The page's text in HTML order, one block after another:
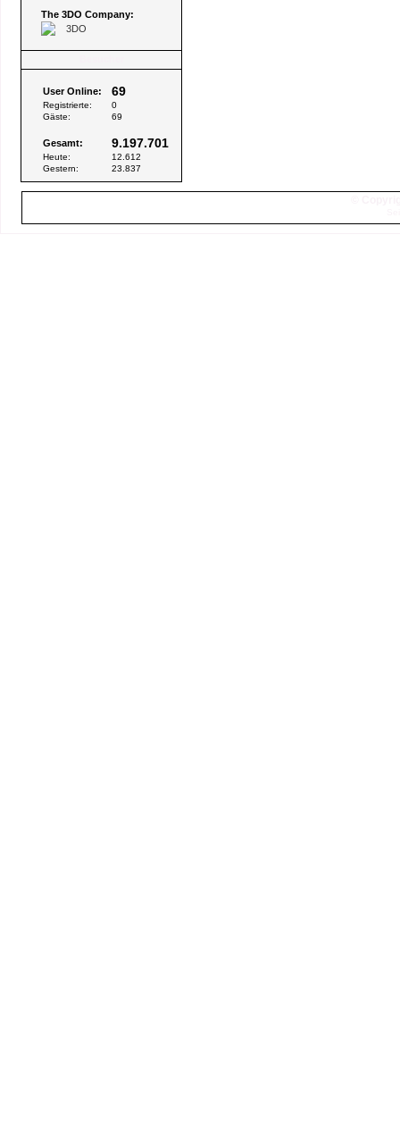
The 3DO Company:
3DO
User Online: 69
Registrierte:
0
Gäste:
69
Gesamt: 9.197.701
Heute:
12.612
Gestern:
23.837